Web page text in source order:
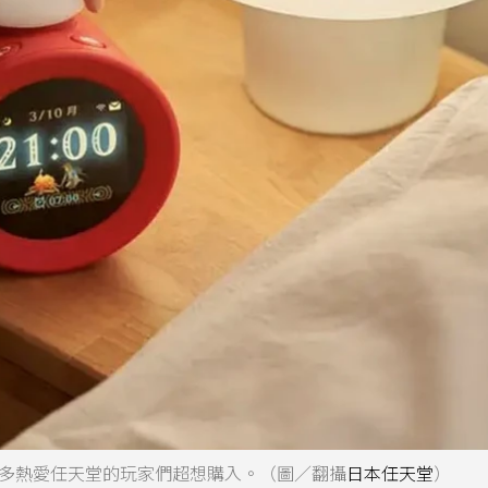
熱愛任天堂的玩家們超想購入。（圖／翻攝日本任天堂）